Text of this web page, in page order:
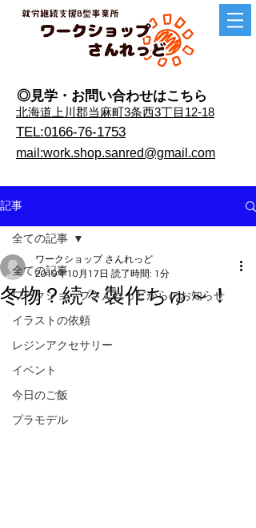
◎見学・​お問い合わせはこちら
​北海道上川郡当麻町3条西3丁目12-18
TEL:0166-76-1753
mail:work.shop.sanred@gmail.com
記事
全ての記事
ワークショップさんれっどからのお知らせ
イラストの依頼
レジンアクセサリー
イベント
今日のご飯
プラモデル
全ての記事
冬物？続々製作ちゅ～！
ワークショップ さんれっど
2019年10月17日 読了時間: 1分